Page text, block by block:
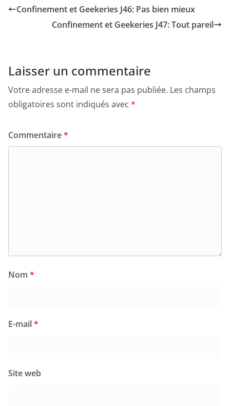
Confinement et Geekeries J46: Pas bien mieux
Confinement et Geekeries J47: Tout pareil
Laisser un commentaire
Votre adresse e-mail ne sera pas publiée. Les champs
obligatoires sont indiqués avec *
Commentaire*
Nom *
E-mail*
Site web